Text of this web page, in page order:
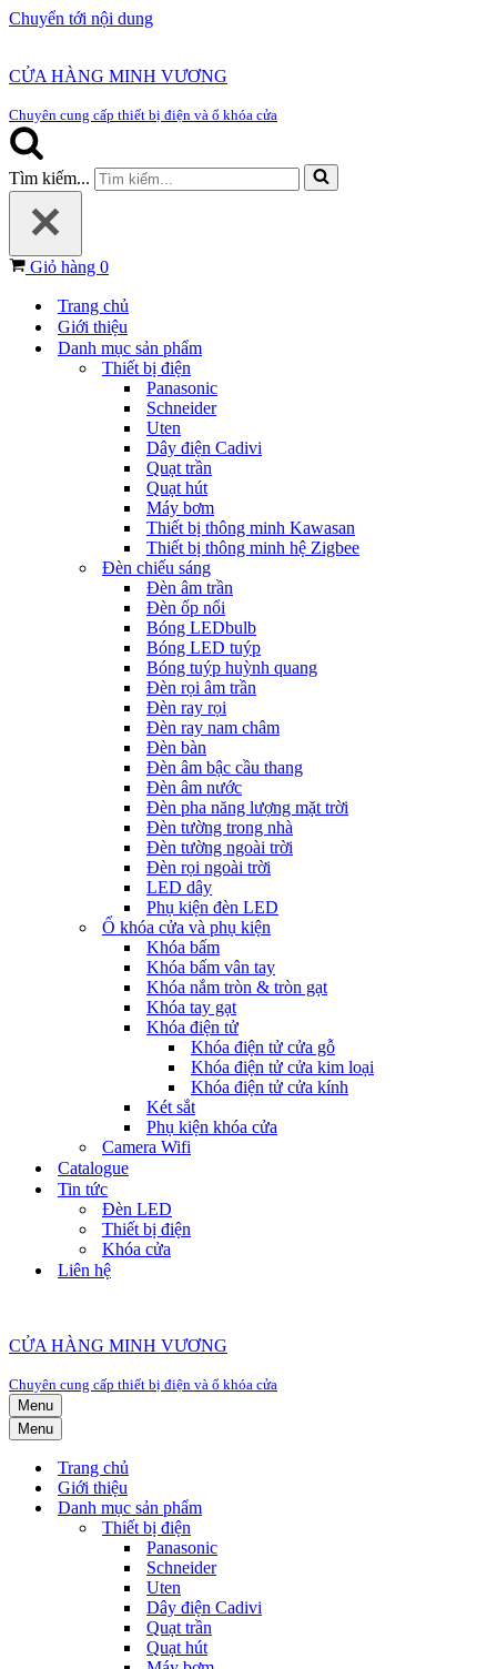
Chuyển tới nội dung
CỬA HÀNG MINH VƯƠNG
Chuyên cung cấp thiết bị điện và ổ khóa cửa
Tìm kiếm...
Giỏ hàng 0
Trang chủ
Giới thiệu
Danh mục sản phẩm
Thiết bị điện
Panasonic
Schneider
Uten
Dây điện Cadivi
Quạt trần
Quạt hút
Máy bơm
Thiết bị thông minh Kawasan
Thiết bị thông minh hệ Zigbee
Đèn chiếu sáng
Đèn âm trần
Đèn ốp nổi
Bóng LEDbulb
Bóng LED tuýp
Bóng tuýp huỳnh quang
Đèn rọi âm trần
Đèn ray rọi
Đèn ray nam châm
Đèn bàn
Đèn âm bậc cầu thang
Đèn âm nước
Đèn pha năng lượng mặt trời
Đèn tường trong nhà
Đèn tường ngoài trời
Đèn rọi ngoài trời
LED dây
Phụ kiện đèn LED
Ổ khóa cửa và phụ kiện
Khóa bấm
Khóa bấm vân tay
Khóa nắm tròn & tròn gạt
Khóa tay gạt
Khóa điện tử
Khóa điện tử cửa gỗ
Khóa điện tử cửa kim loại
Khóa điện tử cửa kính
Két sắt
Phụ kiện khóa cửa
Camera Wifi
Catalogue
Tin tức
Đèn LED
Thiết bị điện
Khóa cửa
Liên hệ
CỬA HÀNG MINH VƯƠNG
Chuyên cung cấp thiết bị điện và ổ khóa cửa
Menu
Menu
Trang chủ
Giới thiệu
Danh mục sản phẩm
Thiết bị điện
Panasonic
Schneider
Uten
Dây điện Cadivi
Quạt trần
Quạt hút